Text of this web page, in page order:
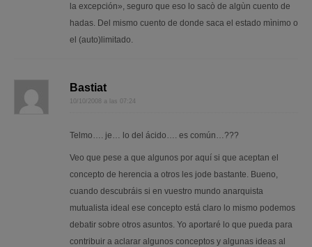
la excepción», seguro que eso lo sacò de algùn cuento de
hadas. Del mismo cuento de donde saca el estado mìnimo o
el (auto)limitado.
Bastiat
10/10/2008 a las 07:24
Telmo…. je… lo del ácido…. es común…???
Veo que pese a que algunos por aquí si que aceptan el
concepto de herencia a otros les jode bastante. Bueno,
cuando descubráis si en vuestro mundo anarquista
mutualista ideal ese concepto está claro lo mismo podemos
debatir sobre otros asuntos. Yo aportaré lo que pueda para
contribuir a aclarar algunos conceptos y algunas ideas al